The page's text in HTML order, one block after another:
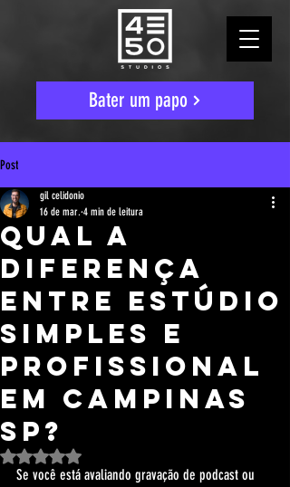
Bater um papo
Post
Qual a
diferença
entre estúdio
simples e
profissional
em Campinas
SP?
gil celidonio
16 de mar. 4 min de leitura
Avaliado com NaN de 5 estrelas.
Se você está avaliando gravação de podcast ou